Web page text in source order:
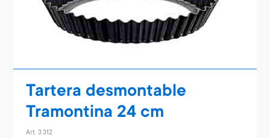
Tartera desmontable
Tramontina 24 cm
Art. 3.312